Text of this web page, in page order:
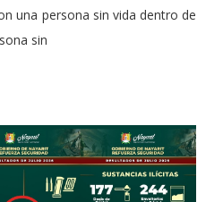
una persona sin vida dentro de
sin